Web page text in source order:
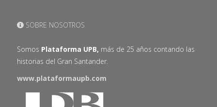
SOBRE NOSOTROS
Somos Plataforma UPB, más de 25 años contando las
historias del Gran Santander.
www.plataformaupb.com